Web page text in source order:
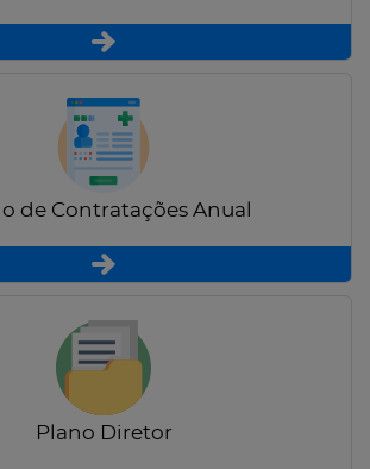
de Contratações Anual
Plano Diretor